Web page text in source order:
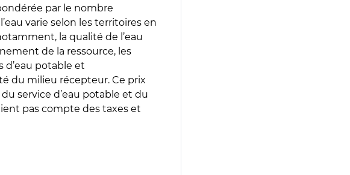
par le nombre
varie selon les territoires en
la qualité de l’eau
de la ressource, les
potable et
du milieu récepteur. Ce prix
service d’eau potable et du
pas compte des taxes et